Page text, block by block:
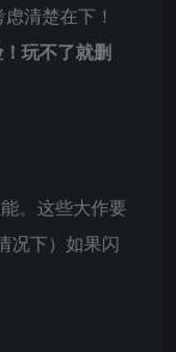
清楚在下！
玩不了就删
。这些大作要
况下）如果闪